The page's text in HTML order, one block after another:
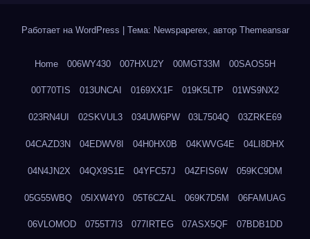
Работает на WordPress Тема: Newspaperex, автор Themeansar
Home 006WY430 007HXU2Y 00MGT33M 00SAOS5H
00T70TIS 013UNCAI 0169XX1F 019K5LTP 01WS9NX2
023RN4UI 02SKVUL3 034UW6PW 03L7504Q 03ZRKE69
04CAZD3N 04EDWV8I 04H0HX0B 04KWVG4E 04LI8DHX
04N4JN2X 04QX9S1E 04YFC57J 04ZFIS6W 059KC9DM
05G55WBQ 05IXW4Y0 05T6CZAL 069K7D5M 06FAMUAG
06VLOMOD 0755T7I3 077IRTEG 07ASX5QF 07BDB1DD